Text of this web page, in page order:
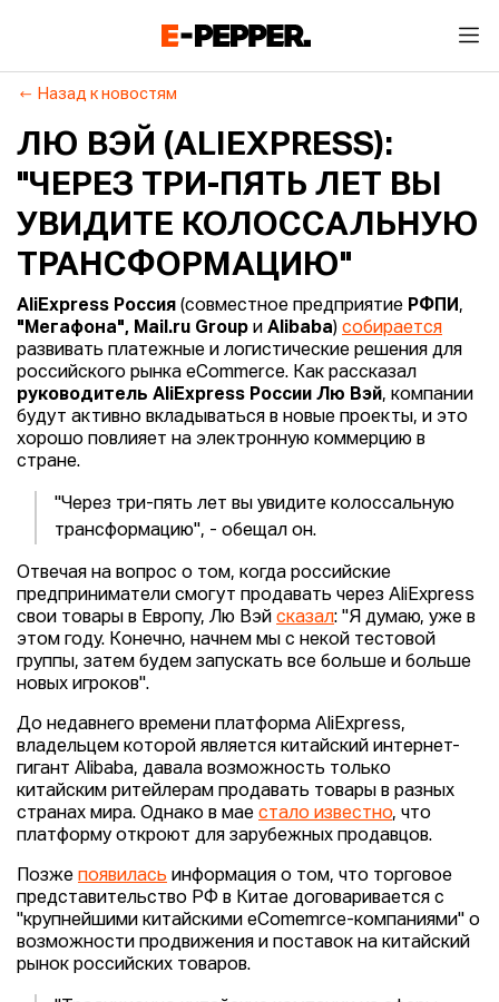
Назад к новостям
ЛЮ ВЭЙ (ALIEXPRESS):
"ЧЕРЕЗ ТРИ-ПЯТЬ ЛЕТ ВЫ
УВИДИТЕ КОЛОССАЛЬНУЮ
ТРАНСФОРМАЦИЮ"
AliExpress Россия (совместное предприятие РФПИ ,
"Мегафона", Mail.ru Group и Alibaba) собирается
развивать платежные и логистические решения для
российского рынка eCommerce. Как рассказал
руководитель AliExpress России Лю Вэй, компании
будут активно вкладываться в новые проекты, и это
хорошо повлияет на электронную коммерцию в
стране.
"Через три-пять лет вы увидите колоссальную
трансформацию", - обещал он.
Отвечая на вопрос о том, когда российские
предприниматели смогут продавать через AliExpress
свои товары в Европу, Лю Вэй сказал: "Я думаю, уже в
этом году. Конечно, начнем мы с некой тестовой
группы, затем будем запускать все больше и больше
новых игроков".
До недавнего времени платформа AliExpress,
владельцем которой является китайский интернет-
гигант Alibaba, давала возможность только
китайским ритейлерам продавать товары в разных
странах мира. Однако в мае стало известно, что
платформу откроют для зарубежных продавцов.
Позже появилась информация о том, что торговое
представительство РФ в Китае договаривается с
"крупнейшими китайскими eComemrce-компаниями" о
возможности продвижения и поставок на китайский
рынок российских товаров.